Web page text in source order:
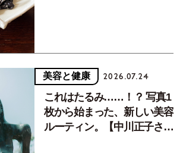
美容と健康 2026.07.24
これはたるみ……！？ 写真1
枚から始まった、新しい美容
ルーティン。【中川正子さん